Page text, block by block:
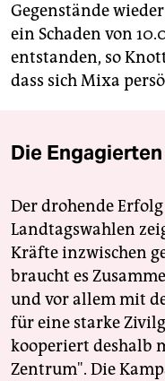
Gegenstände
ein Schaden von
entstanden, so
dass sich Mixa
Die
Der drohende
Landtagswahlen
Kräfte inzwischen
braucht es
und vor allem mit
für eine starke
kooperiert deshalb
Zentrum". Die